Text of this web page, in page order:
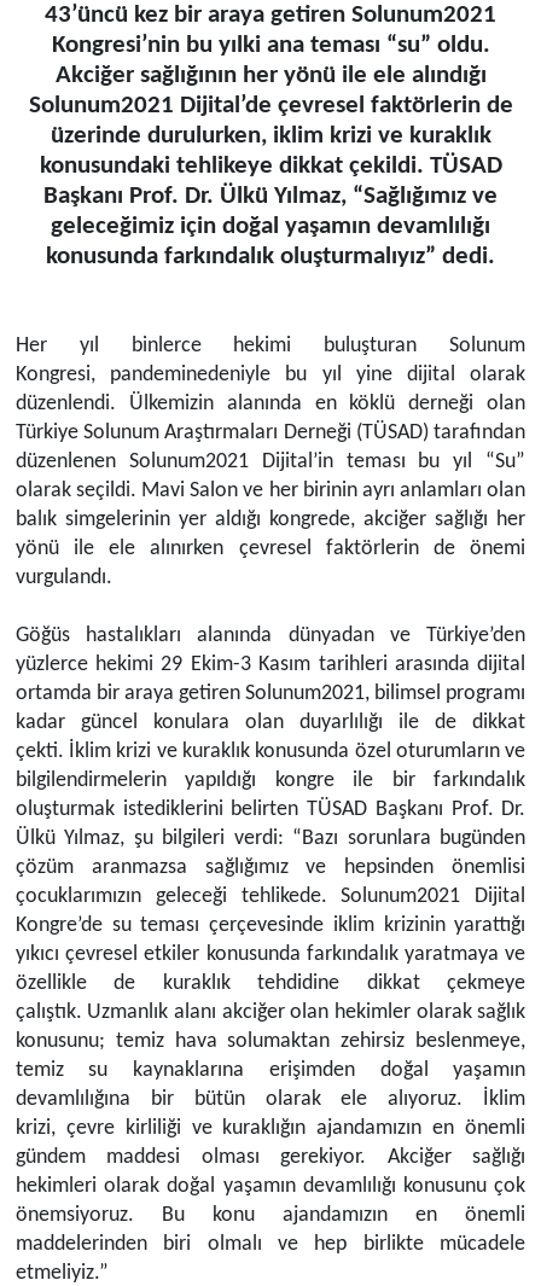
43’üncü kez bir araya getiren Solunum2021
Kongresi’nin bu yılki ana teması “su” oldu.
Akciğer sağlığının her yönü ile ele alındığı
Solunum2021 Dijital’de çevresel faktörlerin de
üzerinde durulurken, iklim krizi ve kuraklık
konusundaki tehlikeye dikkat çekildi. TÜSAD
Başkanı Prof. Dr. Ülkü Yılmaz, “Sağlığımız ve
geleceğimiz için doğal yaşamın devamlılığı
konusunda farkındalık oluşturmalıyız” dedi.
Her yıl binlerce hekimi buluşturan Solunum
Kongresi, pandeminedeniyle bu yıl yine dijital olarak
düzenlendi. Ülkemizin alanında en köklü derneği olan
Türkiye Solunum Araştırmaları Derneği (TÜSAD) tarafından
düzenlenen Solunum2021 Dijital’inteması bu yıl “Su”
olarak seçildi. Mavi Salon ve her birinin ayrı anlamları olan
balıksimgelerinin yer aldığı kongrede, akciğer sağlığı her
yönü ile ele alınırken çevresel faktörlerin de önemi
vurgulandı.
Göğüs hastalıkları alanında dünyadan ve Türkiye’den
yüzlerce hekimi 29 Ekim-3 Kasım tarihleri arasında dijital
ortamda bir araya getiren Solunum2021, bilimsel programı
kadar güncel konulara olan duyarlılığı ile de dikkat
çekti. İklim krizi ve kuraklık konusunda özel oturumların ve
bilgilendirmelerin yapıldığı kongre ile bir farkındalık
oluşturmak istediklerini belirten TÜSAD Başkanı Prof. Dr.
Ülkü Yılmaz, şu bilgileri verdi: “Bazı sorunlara bugünden
çözüm aranmazsa sağlığımız ve hepsinden önemlisi
çocuklarımızın geleceği tehlikede.Solunum2021 Dijital
Kongre’de su teması çerçevesinde iklim krizinin yarattığı
yıkıcı çevresel etkiler konusunda farkındalık yaratmaya ve
özellikle de kuraklık tehdidine dikkat çekmeye
çalıştık. Uzmanlık alanı akciğer olan hekimler olarak sağlık
konusunu; temiz hava solumaktan zehirsiz beslenmeye,
temiz su kaynaklarına erişimden doğal yaşamın
devamlılığına bir bütün olarak ele alıyoruz. İklim
krizi, çevre kirliliği ve kuraklığın ajandamızın en önemli
gündem maddesi olması gerekiyor. Akciğer sağlığı
hekimleri olarak doğal yaşamın devamlılığı konusunu çok
önemsiyoruz. Bu konu ajandamızın en önemli
maddelerinden biri olmalı ve hep birlikte mücadele
etmeliyiz.”